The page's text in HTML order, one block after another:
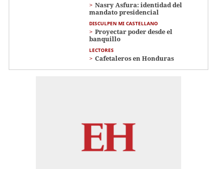
Nasry Asfura: identidad del
mandato presidencial
DISCULPEN MI CASTELLANO
Proyectar poder desde el
banquillo
LECTORES
Cafetaleros en Honduras